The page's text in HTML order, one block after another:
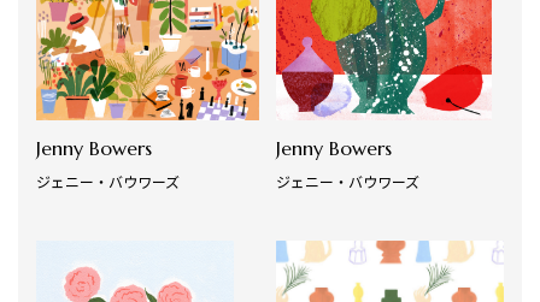
Jenny Bowers
ジェニー・バウワーズ
Jenny Bowers
ジェニー・バウワーズ